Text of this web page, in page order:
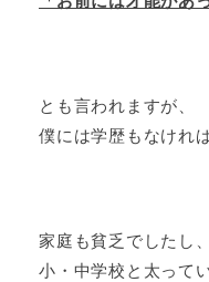
とも言われますが、
僕には学歴もなけれ
家庭も貧乏でしたし、
小・中学校と太って